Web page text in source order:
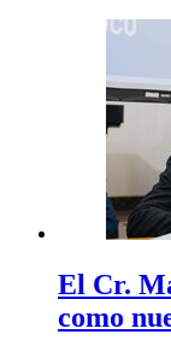
El Cr.
como